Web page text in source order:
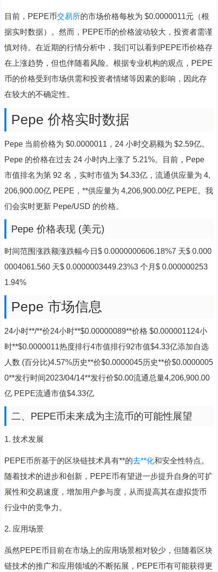
目前，PEPE币交易所的市场价格每枚为 $0.0000011元（根
据实时数据）。然而，PEPE币的价格波动较大，投资者需谨
慎对待。在近期的行情分析中，我们可以看到PEPE币价格存
在上涨趋势，但也伴随着风险。根据专业机构的观点，PEPE
币的价格受到市场供需和投资者情绪等因素的影响，因此存
在较大的不确定性。
Pepe 价格实时数据
Pepe 当前价格为 $0.0000011，24 小时交易额为 $2.59亿。
Pepe 的价格在过去 24 小时内上涨了 5.21%。目前，Pepe
市值排名为第 92 名，实时市值为 $4.33亿，流通供应量为 4,
206,900.00亿 PEPE，**供应量为 4,206,900.00亿 PEPE。我
们会实时更新 Pepe/USD 的价格。
Pepe 价格表现 (美元)
时间范围涨跌额涨跌幅今日$ 0.0000000606.18%7 天$ 0.000
0004061.560 天$ 0.0000003449.23%3 个月$ 0.000000253
1.94%
Pepe 市场信息
24小时**/**价24小时**$0.00000089**价格 $0.000001124小
时**$0.0000011热度排行4市值排行92市值$4.33亿添加自选
人数 (百分比)4.57%历史**价$0.0000045历史**价$0.0000005
0**发行时间2023/04/14**发行价$0.00流通总量4,206,900.00
亿 PEPE流通市值$4.33亿
二、PEPE币未来成为主流币的可能性展望
1. 技术发展
PEPE币所基于的区块链技术具有**的去**化和安全性特点。
随着技术的进步和创新，PEPE币有望进一步提升自身的可扩
展性和交易速度，增加用户参与度，从而提高其在虚拟货币
行业中的竞争力。
2. 应用场景
虽然PEPE币目前在市场上的应用场景相对较少，但随着区块
链技术的推广和应用领域的不断拓展，PEPE币有可能获得更